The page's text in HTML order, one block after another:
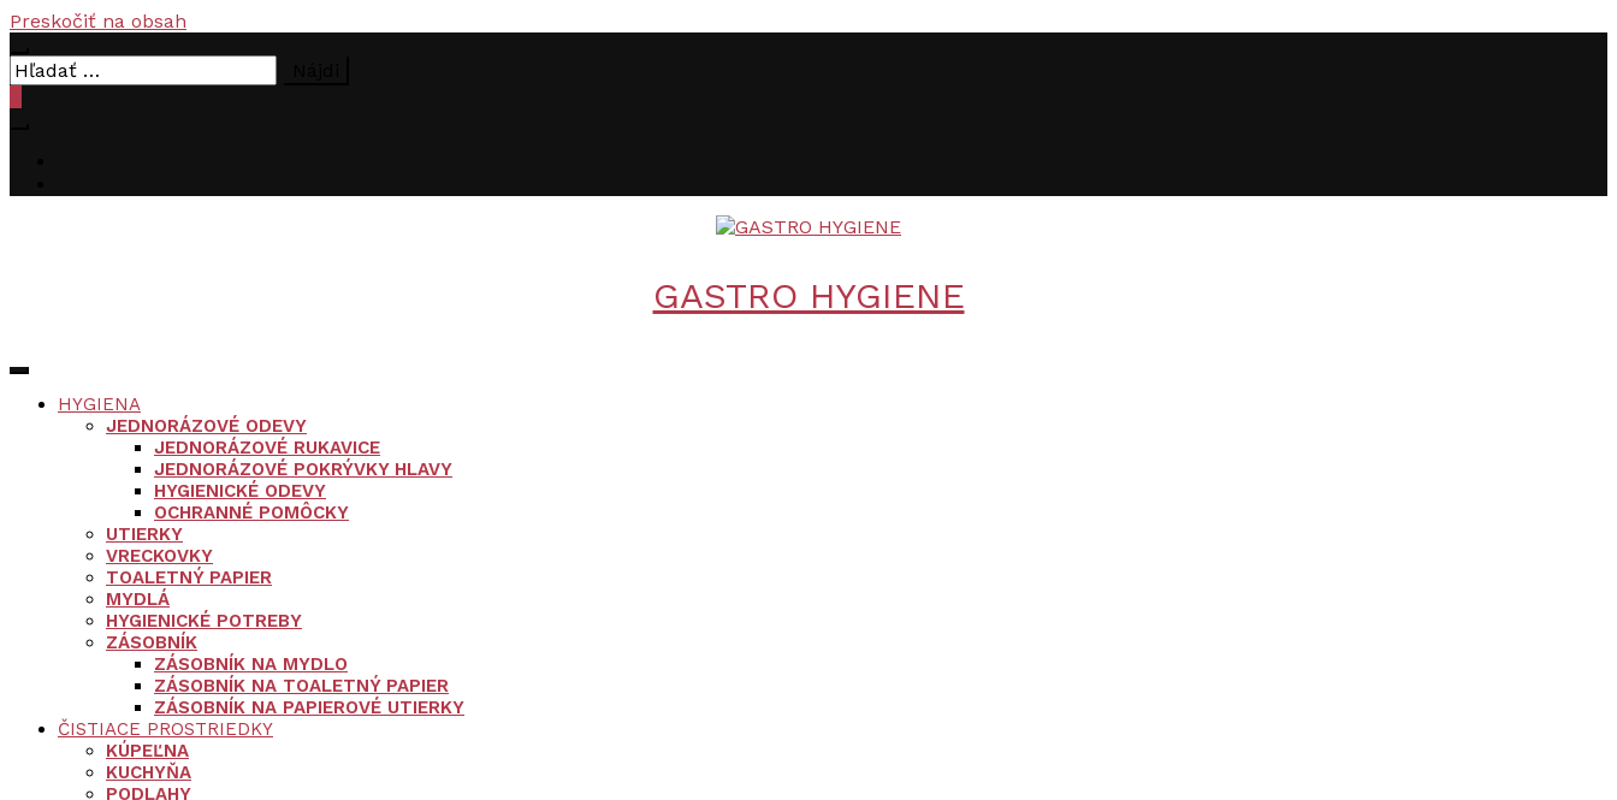
Preskočiť na obsah
Hľadať:
GASTRO HYGIENE
HYGIENA
JEDNORÁZOVÉ ODEVY
JEDNORÁZOVÉ RUKAVICE
JEDNORÁZOVÉ POKRÝVKY HLAVY
HYGIENICKÉ ODEVY
OCHRANNÉ POMÔCKY
UTIERKY
VRECKOVKY
TOALETNÝ PAPIER
MYDLÁ
HYGIENICKÉ POTREBY
ZÁSOBNÍK
ZÁSOBNÍK NA MYDLO
ZÁSOBNÍK NA TOALETNÝ PAPIER
ZÁSOBNÍK NA PAPIEROVÉ UTIERKY
ČISTIACE PROSTRIEDKY
KÚPEĽNA
KUCHYŇA
PODLAHY